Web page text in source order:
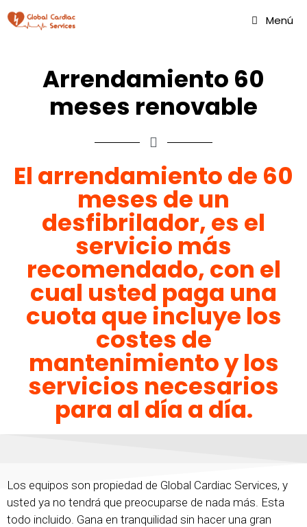
Menú
Arrendamiento 60
meses renovable
El arrendamiento de 60
meses de un
desfibrilador, es el
servicio más
recomendado, con el
cual usted paga una
cuota que incluye los
costes de
mantenimiento y los
servicios necesarios
para al día a día.
Los equipos son propiedad de Global Cardiac Services, y
usted ya no tendrá que preocuparse de nada más. Esta
todo incluido. Gana en tranquilidad sin hacer una gran